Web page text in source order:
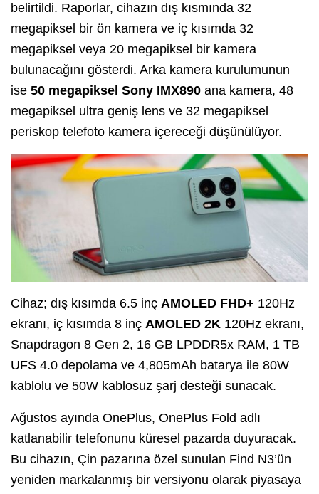
belirtildi. Raporlar, cihazın dış kısmında 32
megapiksel bir ön kamera ve iç kısımda 32
megapiksel veya 20 megapiksel bir kamera
bulunacağını gösterdi. Arka kamera kurulumunun
ise 50 megapiksel Sony IMX890 ana kamera, 48
megapiksel ultra geniş lens ve 32 megapiksel
periskop telefoto kamera içereceği düşünülüyor.
Cihaz; dış kısımda 6.5 inç AMOLED FHD+ 120Hz
ekranı, iç kısımda 8 inç AMOLED 2K 120Hz ekranı,
Snapdragon 8 Gen 2, 16 GB LPDDR5x RAM, 1 TB
UFS 4.0 depolama ve 4,805mAh batarya ile 80W
kablolu ve 50W kablosuz şarj desteği sunacak.
Ağustos ayında OnePlus, OnePlus Fold adlı
katlanabilir telefonunu küresel pazarda duyuracak.
Bu cihazın, Çin pazarına özel sunulan Find N3’ün
yeniden markalanmış bir versiyonu olarak piyasaya